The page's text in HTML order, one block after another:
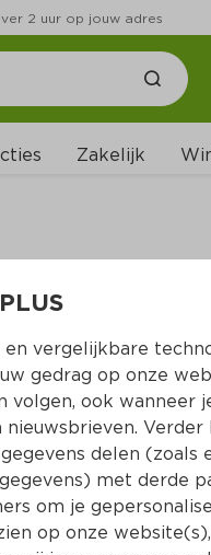
2 uur op jouw adres
Zakelijk
vergelijkbare
gedrag op onze
volgen, ook wanneer
Verder
delen (zoals
met derde
om je
op onze